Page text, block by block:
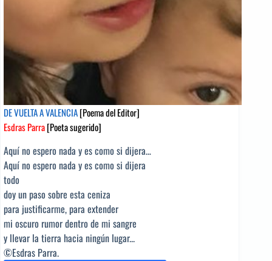
DE VUELTA A VALENCIA[Poema del Editor]
Esdras Parra[Poeta sugerido]
Aquí no espero nada y es como si dijera…
Aquí no espero nada y es como si dijera
todo
doy un paso sobre esta ceniza
para justificarme, para extender
mi oscuro rumor dentro de mi sangre
y llevar la tierra hacia ningún lugar...
©Esdras Parra.